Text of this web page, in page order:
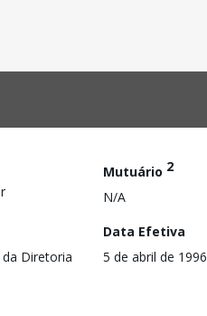
Mutuário 2
N/A
Diretoria
Data Efetiva
5 de abril de 1996